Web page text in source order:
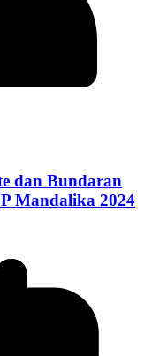
dan Bundaran
Mandalika 2024